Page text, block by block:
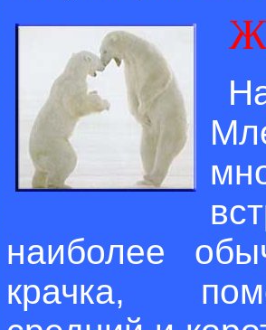
наиболее
крачка,